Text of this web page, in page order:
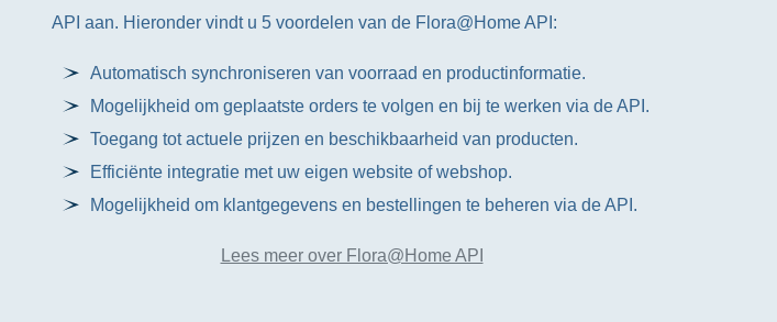
API aan. Hieronder vindt u 5 voordelen van de Flora@Home API:
Automatisch synchroniseren van voorraad en productinformatie.
Mogelijkheid om geplaatste orders te volgen en bij te werken via de API.
Toegang tot actuele prijzen en beschikbaarheid van producten.
Efficiënte integratie met uw eigen website of webshop.
Mogelijkheid om klantgegevens en bestellingen te beheren via de API.
Lees meer over Flora@Home API